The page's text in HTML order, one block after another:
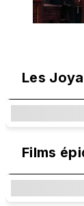
Les
Films